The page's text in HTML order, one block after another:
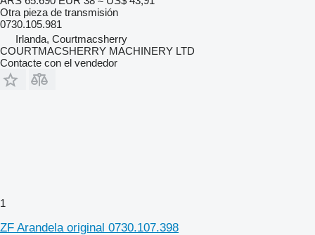
Otra pieza de transmisión
0730.105.981
Irlanda, Courtmacsherry
COURTMACSHERRY MACHINERY LTD
Contacte con el vendedor
1
ZF Arandela original 0730.107.398